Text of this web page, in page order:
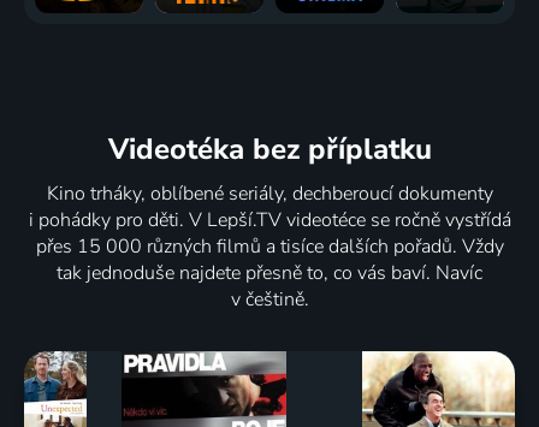
Videotéka bez příplatku
Kino trháky, oblíbené seriály, dechberoucí dokumenty
i pohádky pro děti. V Lepší.TV videotéce se ročně vystřídá
přes 15 000 různých filmů a tisíce dalších pořadů. Vždy
tak jednoduše najdete přesně to, co vás baví. Navíc
v češtině.